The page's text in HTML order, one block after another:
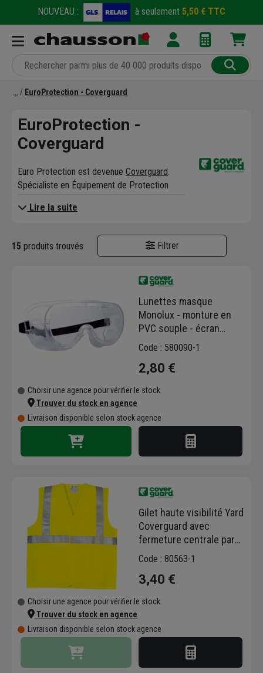
NOUVEAU : à seulement 5,50 € TTC
EuroProtection - Coverguard
EuroProtection -
Coverguard
Euro Protection est devenue Coverguard.
Spécialiste en Équipement de Protection
distribue de nombreux produits d'EPI tels
des casques, des masques, des visières, des
vêtements de travail, des vêtements de
visibilité, des chaussures de sécurité ou
respiratoires et auditives.
Découvrez nos équipements de protection
de qualité, performants et confortables pour
travailler sur vos chantiers, en forêt, en
cuisine ou encore pour vos travaux de
Lire la suite
15 produits trouvés Filtrer
Lunettes masque
Monolux - monture en
PVC souple - écran
polycarbonate incolore
Code : 580090-1
2,80 €
Choisir une agence pour vérifier le stock
Trouver du stock en agence
Livraison disponible selon stock agence
Gilet haute visibilité Yard
Coverguard avec
fermeture centrale par
scratchs jaune - Taille XL
Code : 80563-1
3,40 €
Choisir une agence pour vérifier le stock
Trouver du stock en agence
Livraison disponible selon stock agence